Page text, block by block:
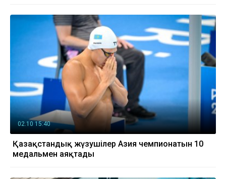
02.10 15:40
Қазақстандық жүзушілер Азия чемпионатын 10
медальмен аяқтады